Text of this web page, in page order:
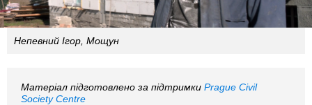
Непевний Ігор, Мощун
Матеріал підготовлено за підтримки Prague Civil
Society Centre